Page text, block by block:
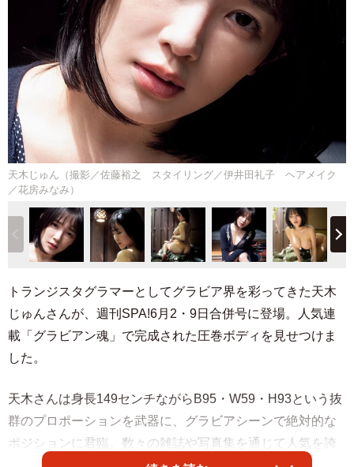
天木じゅん（撮影／佐藤裕之 スタイリング／伊井田礼子 ヘアメイク
／花房みなみ）
トランジスタグラマーとしてグラビア界を彩ってきた天木
じゅんさんが、週刊SPA!6月2・9日合併号に登場。人気連
載「グラビアン魂」で完成された圧巻ボディを見せつけま
した。
天木さんは身長149センチながらB95・W59・H93という抜
群のプロポーションを武器に、グラビアシーンで絶対的な
ポジションに君臨。数々の雑誌や写真集を通じて人気を誇